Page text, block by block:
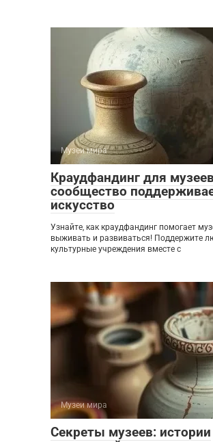
Музеи мира
Краудфандинг для
сообщество
искусство
Узнайте, как краудфандинг помогает
выживать и развиваться! Поддержите
культурные учреждения вместе с
Музеи мира
Секреты музеев: истории